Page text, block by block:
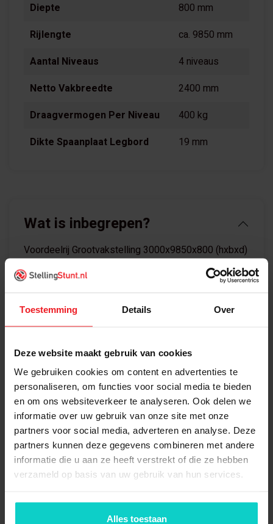
Toestemming Details Over
Deze website maakt gebruik van cookies
We gebruiken cookies om content en advertenties te
personaliseren, om functies voor social media te bieden
en om ons websiteverkeer te analyseren. Ook delen we
informatie over uw gebruik van onze site met onze
partners voor social media, adverteren en analyse. Deze
partners kunnen deze gegevens combineren met andere
informatie die u aan ze heeft verstrekt of die ze hebben
verzameld op basis van uw gebruik van hun services.
Alles toestaan
Diepte
800 mm
Rijlengte
ca. 9850 mm
Aantal Niveaus
4 niveaus
Netto Vakbreedte
2400 mm
Draagvermogen Per Niveau
400 kg
Dikte Spaanplaat Legbord
19 mm
Wat is inbegrepen?
Voordeelrij Grootvakstelling 3000x9850x800 (hxbxd)
Staander Kimer
32x Ligger 240cm Kimer "Z-M"
new
64xBorgpen Kimer
grootvakstelling - new
16xLegbord sp.plaat